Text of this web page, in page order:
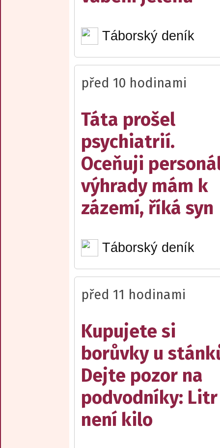
Táborský deník
před 10 hodinami
Táta prošel
psychiatrií.
Oceňuji
výhrady mám k
zázemí, říká syn
Táborský deník
před 11 hodinami
Kupujete si
borůvky u
Dejte pozor na
podvodníky: Litr
není kilo